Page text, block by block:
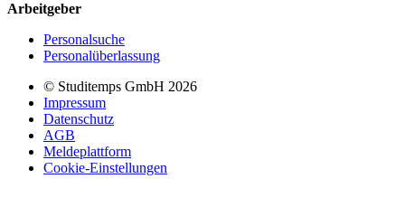
Arbeitgeber
Personalsuche
Personalüberlassung
© Studitemps GmbH 2026
Impressum
Datenschutz
AGB
Meldeplattform
Cookie-Einstellungen